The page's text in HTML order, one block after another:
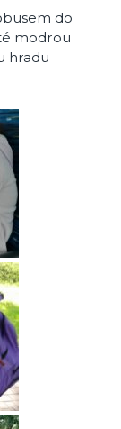
do
modrou
hradu